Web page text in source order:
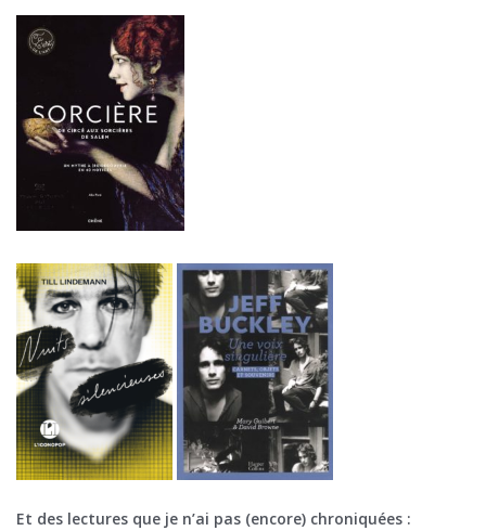
Et des lectures que je n’ai pas (encore) chroniquées :